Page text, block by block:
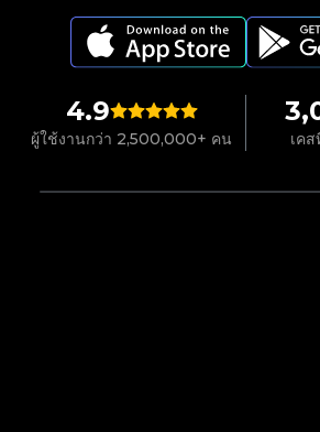
4.9
ผู้ใช้งานกว่า 2,500,000+ คน เค